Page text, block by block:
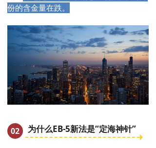
份的含金量在跌。
02 为什么EB-5新法是“定海神针”